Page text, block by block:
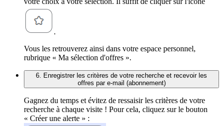
.
Vous les retrouverez ainsi dans votre espace personnel,
rubrique « Ma sélection d'offres ».
6. Enregistrer les critères de votre recherche et recevoir les
offres par e-mail (abonnement)
Gagnez du temps et évitez de ressaisir les critères de votre
recherche à chaque visite ! Pour cela, cliquez sur le bouton
« Créer une alerte » :